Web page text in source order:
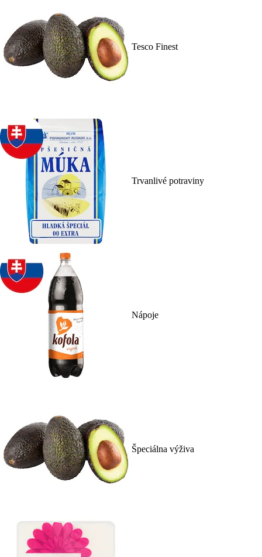
Tesco Finest
Trvanlivé potraviny
Nápoje
Špeciálna výživa